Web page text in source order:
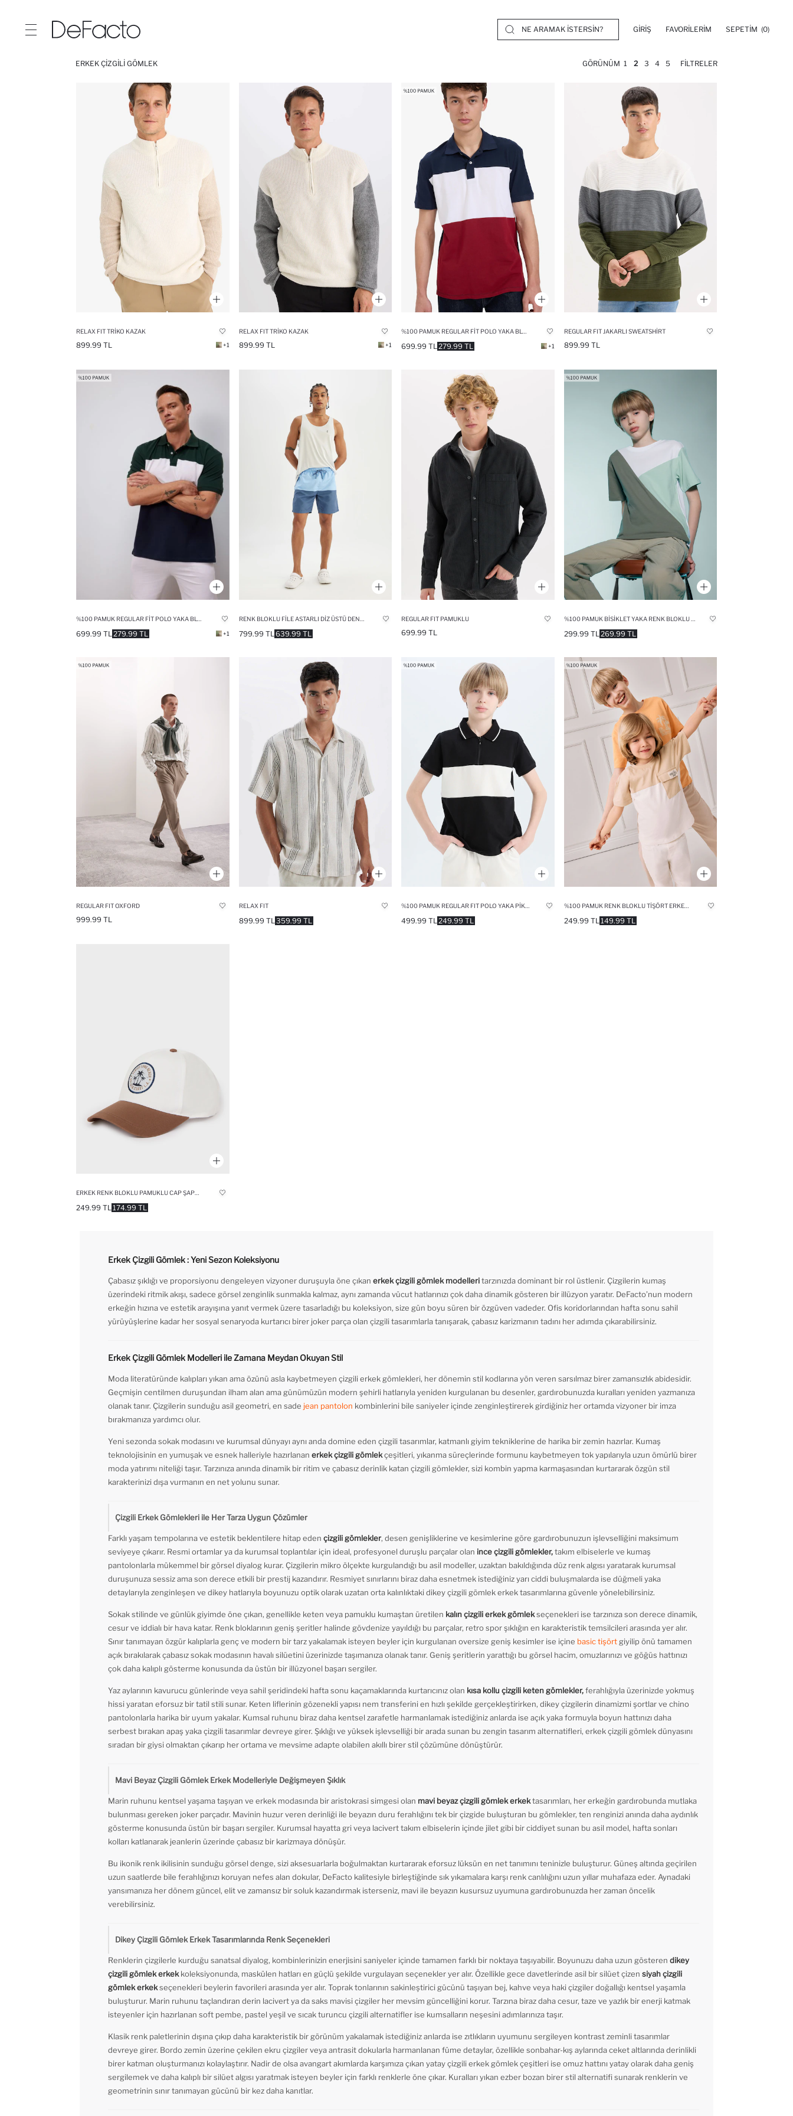
GIRIŞ FAVORILERIM SEPETIM (0)
ERKEK ÇIZGILI GÖMLEK GÖRÜNÜM 1 2 3 4 5 FILTRELER
RELAX FIT TRIKO KAZAK
899.99 TL +1
RELAX FIT TRIKO KAZAK
899.99 TL +1 279.99 TL
699.99 TL +1
REGULAR FIT JAKARLI SWEATSHIRT
899.99 TL
279.99 TL
699.99 TL +1 639.99 TL
799.99 TL
REGULAR FIT PAMUKLU
699.99 TL 269.99 TL
299.99 TL
REGULAR FIT OXFORD
999.99 TL
RELAX FIT
359.99 TL
899.99 TL 249.99 TL
499.99 TL
%100 PAMUK RENK BLOKLU TIŞÖRT ERKEK BEBEK
149.99 TL
249.99 TL
174.99 TL
249.99 TL
Erkek Çizgili Gömlek : Yeni Sezon Koleksiyonu
Çabasız şıklığı ve proporsiyonu dengeleyen vizyoner duruşuyla öne çıkan erkek çizgili gömlek modelleritarzınızda dominant bir rol üstlenir. Çizgilerin kumaş
üzerindeki ritmik akışı, sadece görsel zenginlik sunmakla kalmaz, aynı zamanda vücut hatlarınızı çok daha dinamik gösteren bir illüzyon yaratır. DeFacto’nun modern
erkeğin hızına ve estetik arayışına yanıt vermek üzere tasarladığı bu koleksiyon, size gün boyu süren bir özgüven vadeder. Ofis koridorlarından hafta sonu sahil
yürüyüşlerine kadar her sosyal senaryoda kurtarıcı birer joker parça olan çizgili tasarımlarla tanışarak, çabasız karizmanın tadını her adımda çıkarabilirsiniz.
Erkek Çizgili Gömlek Modelleri ile Zamana Meydan Okuyan Stil
Moda literatüründe kalıpları yıkan ama özünü asla kaybetmeyen çizgili erkek gömlekleri, her dönemin stil kodlarına yön veren sarsılmaz birer zamansızlık abidesidir.
Geçmişin centilmen duruşundan ilham alan ama günümüzün modern şehirli hatlarıyla yeniden kurgulanan bu desenler, gardırobunuzda kuralları yeniden yazmanıza
olanak tanır. Çizgilerin sunduğu asil geometri, en sade jean pantolon kombinlerini bile saniyeler içinde zenginleştirerek girdiğiniz her ortamda vizyoner bir imza
bırakmanıza yardımcı olur.
Yeni sezonda sokak modasını ve kurumsal dünyayı aynı anda domine eden çizgili tasarımlar, katmanlı giyim tekniklerine de harika bir zemin hazırlar. Kumaş
teknolojisinin en yumuşak ve esnek halleriyle hazırlanan erkek çizgili gömlekçeşitleri, yıkanma süreçlerinde formunu kaybetmeyen tok yapılarıyla uzun ömürlü birer
moda yatırımı niteliği taşır. Tarzınıza anında dinamik bir ritim ve çabasız derinlik katan çizgili gömlekler, sizi kombin yapma karmaşasından kurtararak özgün stil
karakterinizi dışa vurmanın en net yolunu sunar.
Çizgili Erkek Gömlekleri ile Her Tarza Uygun Çözümler
Farklı yaşam tempolarına ve estetik beklentilere hitap eden çizgili gömlekler, desen genişliklerine ve kesimlerine göre gardırobunuzun işlevselliğini maksimum
seviyeye çıkarır. Resmi ortamlar ya da kurumsal toplantılar için ideal, profesyonel duruşlu parçalar olan ince çizgili gömlekler,takım elbiselerle ve kumaş
pantolonlarla mükemmel bir görsel diyalog kurar. Çizgilerin mikro ölçekte kurgulandığı bu asil modeller, uzaktan bakıldığında düz renk algısı yaratarak kurumsal
duruşunuza sessiz ama son derece etkili bir prestij kazandırır. Resmiyet sınırlarını biraz daha esnetmek istediğiniz yarı ciddi buluşmalarda ise düğmeli yaka
detaylarıyla zenginleşen ve dikey hatlarıyla boyunuzu optik olarak uzatan orta kalınlıktaki dikey çizgili gömlek erkek tasarımlarına güvenle yönelebilirsiniz.
Sokak stilinde ve günlük giyimde öne çıkan, genellikle keten veya pamuklu kumaştan üretilen kalın çizgili erkek gömlekseçenekleri ise tarzınıza son derece dinamik,
cesur ve iddialı bir hava katar. Renk bloklarının geniş şeritler halinde gövdenize yayıldığı bu parçalar, retro spor şıklığın en karakteristik temsilcileri arasında yer alır.
Sınır tanımayan özgür kalıplarla genç ve modern bir tarz yakalamak isteyen beyler için kurgulanan oversize geniş kesimler ise içine basic tişört giyilip önü tamamen
açık bırakılarak çabasız sokak modasının havalı silüetini üzerinizde taşımanıza olanak tanır. Geniş şeritlerin yarattığı bu görsel hacim, omuzlarınızı ve göğüs hattınızı
çok daha kalıplı gösterme konusunda da üstün bir illüzyonel başarı sergiler.
Yaz aylarının kavurucu günlerinde veya sahil şeridindeki hafta sonu kaçamaklarında kurtarıcınız olan kısa kollu çizgili keten gömlekler,ferahlığıyla üzerinizde yokmuş
hissi yaratan eforsuz bir tatil stili sunar. Keten liflerinin gözenekli yapısı nem transferini en hızlı şekilde gerçekleştirirken, dikey çizgilerin dinamizmi şortlar ve chino
pantolonlarla harika bir uyum yakalar. Kumsal ruhunu biraz daha kentsel zarafetle harmanlamak istediğiniz anlarda ise açık yaka formuyla boyun hattınızı daha
serbest bırakan apaş yaka çizgili tasarımlar devreye girer. Şıklığı ve yüksek işlevselliği bir arada sunan bu zengin tasarım alternatifleri, erkek çizgili gömlek dünyasını
sıradan bir giysi olmaktan çıkarıp her ortama ve mevsime adapte olabilen akıllı birer stil çözümüne dönüştürür.
Mavi Beyaz Çizgili Gömlek Erkek Modelleriyle Değişmeyen Şıklık
Marin ruhunu kentsel yaşama taşıyan ve erkek modasında bir aristokrasi simgesi olan mavi beyaz çizgili gömlek erkektasarımları, her erkeğin gardırobunda mutlaka
bulunması gereken joker parçadır. Mavinin huzur veren derinliği ile beyazın duru ferahlığını tek bir çizgide buluşturan bu gömlekler, ten renginizi anında daha aydınlık
gösterme konusunda üstün bir başarı sergiler. Kurumsal hayatta gri veya lacivert takım elbiselerin içinde jilet gibi bir ciddiyet sunan bu asil model, hafta sonları
kolları katlanarak jeanlerin üzerinde çabasız bir karizmaya dönüşür.
Bu ikonik renk ikilisinin sunduğu görsel denge, sizi aksesuarlarla boğulmaktan kurtararak eforsuz lüksün en net tanımını teninizle buluşturur. Güneş altında geçirilen
uzun saatlerde bile ferahlığınızı koruyan nefes alan dokular, DeFacto kalitesiyle birleştiğinde sık yıkamalara karşı renk canlılığını uzun yıllar muhafaza eder. Aynadaki
yansımanıza her dönem güncel, elit ve zamansız bir soluk kazandırmak isterseniz, mavi ile beyazın kusursuz uyumuna gardırobunuzda her zaman öncelik
verebilirsiniz.
Dikey Çizgili Gömlek Erkek Tasarımlarında Renk Seçenekleri
Renklerin çizgilerle kurduğu sanatsal diyalog, kombinlerinizin enerjisini saniyeler içinde tamamen farklı bir noktaya taşıyabilir. Boyunuzu daha uzun gösteren dikey
çizgili gömlek erkek koleksiyonunda, maskülen hatları en güçlü şekilde vurgulayan seçenekler yer alır. Özellikle gece davetlerinde asil bir silüet çizen siyah çizgili
gömlek erkekseçenekleri beylerin favorileri arasında yer alır. Toprak tonlarının sakinleştirici gücünü taşıyan bej, kahve veya haki çizgiler doğallığı kentsel yaşamla
buluşturur. Marin ruhunu taçlandıran derin lacivert ya da saks mavisi çizgiler her mevsim güncelliğini korur. Tarzına biraz daha cesur, taze ve yazlık bir enerji katmak
isteyenler için hazırlanan soft pembe, pastel yeşil ve sıcak turuncu çizgili alternatifler ise kumsalların neşesini adımlarınıza taşır.
Klasik renk paletlerinin dışına çıkıp daha karakteristik bir görünüm yakalamak istediğiniz anlarda ise zıtlıkların uyumunu sergileyen kontrast zeminli tasarımlar
devreye girer. Bordo zemin üzerine çekilen ekru çizgiler veya antrasit dokularla harmanlanan füme detaylar, özellikle sonbahar-kış aylarında ceket altlarında derinlikli
birer katman oluşturmanızı kolaylaştırır. Nadir de olsa avangart akımlarda karşımıza çıkan yatay çizgili erkek gömlek çeşitleri ise omuz hattını yatay olarak daha geniş
sergilemek ve daha kalıplı bir silüet algısı yaratmak isteyen beyler için farklı renklerle öne çıkar. Kuralları yıkan ezber bozan birer stil alternatifi sunarak renklerin ve
geometrinin sınır tanımayan gücünü bir kez daha kanıtlar.